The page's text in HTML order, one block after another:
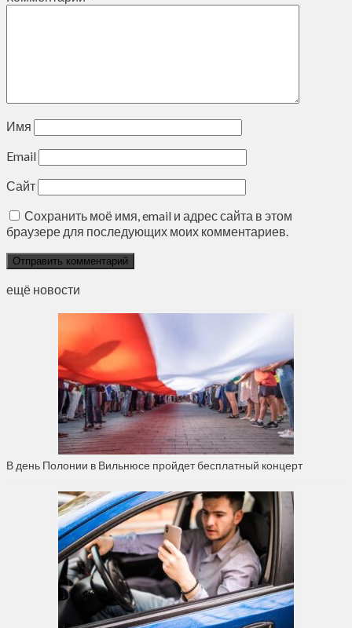
Имя
Email
Сайт
Сохранить моё имя, email и адрес сайта в этом
браузере для последующих моих комментариев.
ещё новости
В день Полонии в Вильнюсе пройдет бесплатный концерт